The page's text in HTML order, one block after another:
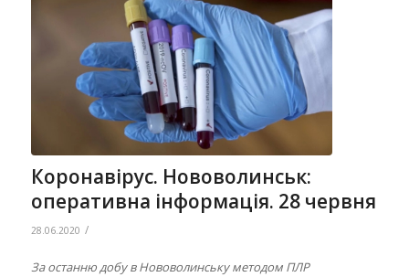
Коронавірус. Нововолинськ:
оперативна інформація. 28 червня
28.06.2020 /
За останню добу в Нововолинську методом ПЛР